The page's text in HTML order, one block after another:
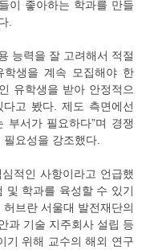
이 좋아하는 학과를 만들
.
능력을 잘 고려해서 적절
생을 계속 모집해야 한
유학생을 받아 안정적으
고 봤다. 제도 측면에선
부서가 필요하다”며 경쟁
요성을 강조했다.
적인 사항이라고 언급했
및 학과를 육성할 수 있기
브란 서울대 발전재단의
과 기술 지주회사 설립 등
기 위해 교수의 해외 연구